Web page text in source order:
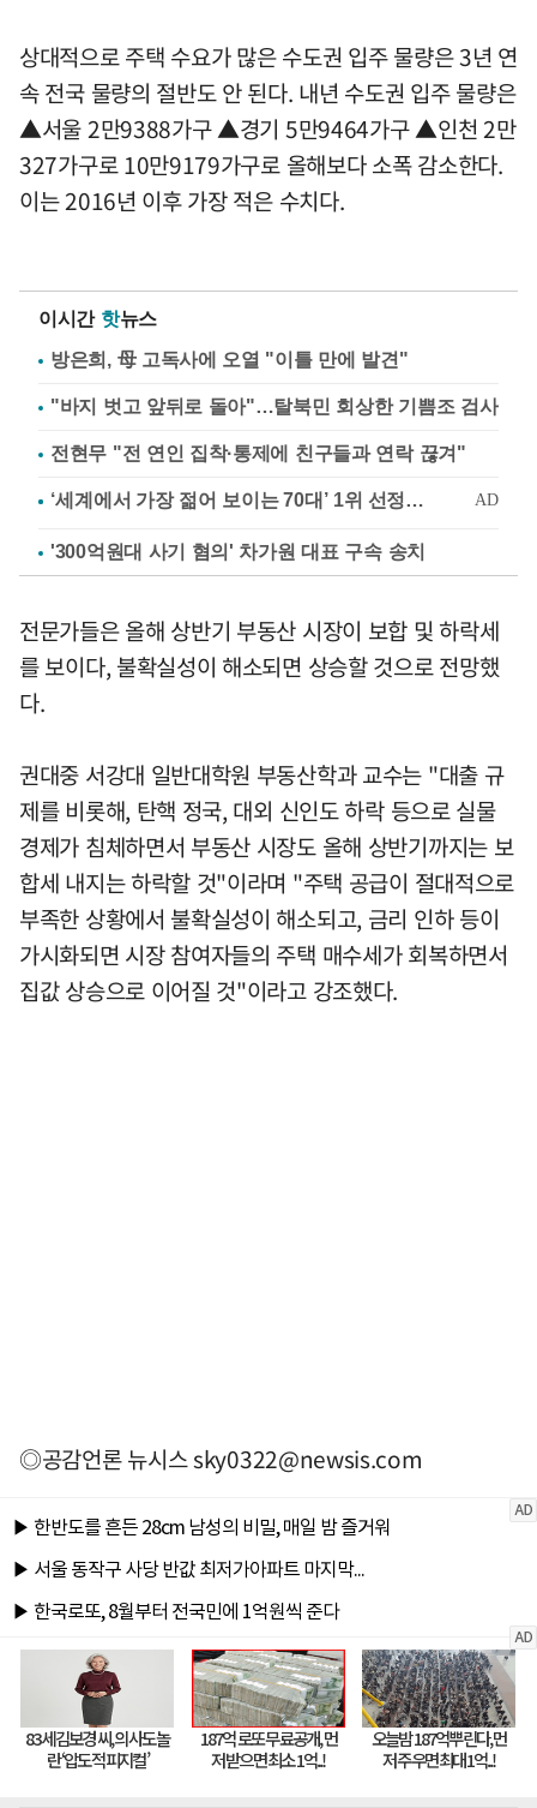
상대적으로 주택 수요가 많은 수도권 입주 물량은 3년 연
속 전국 물량의 절반도 안 된다. 내년 수도권 입주 물량은
▲서울 2만9388가구 ▲경기 5만9464가구 ▲인천 2만
327가구로 10만9179가구로 올해보다 소폭 감소한다.
이는 2016년 이후 가장 적은 수치다.
이시간 핫뉴스
방은희, 母 고독사에 오열 "이틀 만에 발견"
"바지 벗고 앞뒤로 돌아"…탈북민 회상한 기쁨조 검사
전현무 "전 연인 집착·통제에 친구들과 연락 끊겨"
'300억원대 사기 혐의' 차가원 대표 구속 송치
전문가들은 올해 상반기 부동산 시장이 보합 및 하락세
를 보이다, 불확실성이 해소되면 상승할 것으로 전망했
다.
권대중 서강대 일반대학원 부동산학과 교수는 "대출 규
제를 비롯해, 탄핵 정국, 대외 신인도 하락 등으로 실물
경제가 침체하면서 부동산 시장도 올해 상반기까지는 보
합세 내지는 하락할 것"이라며 "주택 공급이 절대적으로
부족한 상황에서 불확실성이 해소되고, 금리 인하 등이
가시화되면 시장 참여자들의 주택 매수세가 회복하면서
집값 상승으로 이어질 것"이라고 강조했다.
◎공감언론 뉴시스sky0322@newsis.com